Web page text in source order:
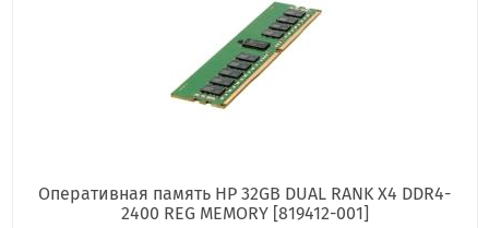
Оперативная память HP 32GB DUAL RANK X4 DDR4-
2400 REG MEMORY [819412-001]